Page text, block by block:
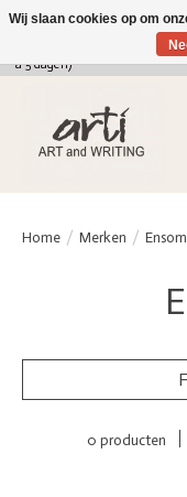
verkoop@arti-artandwriting.be/
a 5 dagen)
Home / Merken /
0 producten
Wij slaan cookies op om